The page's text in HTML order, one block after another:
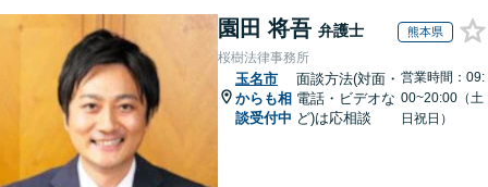
園田 将吾 弁護士 熊本県
桜樹法律事務所
玉名市
からも相
談受付中
面談方法(対面・
電話・ビデオな
ど)は応相談
営業時間：09:
00~20:00（土
日祝日）